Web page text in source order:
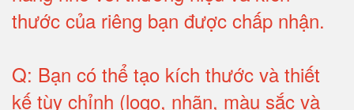
thước của riêng bạn được chấp nhận.
Q: Bạn có thể tạo kích thước và thiết
kế tùy chỉnh (logo, nhãn, màu sắc và